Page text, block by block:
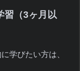
習（3ヶ月以
学びたい方は、